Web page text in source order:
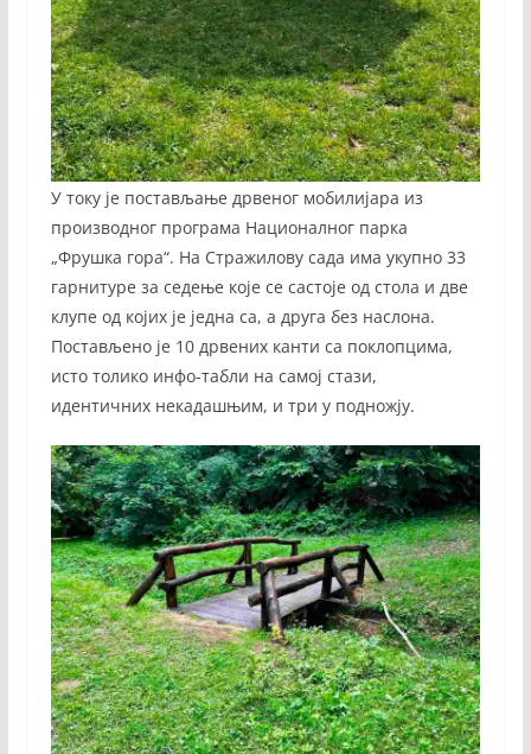
У току је постављање дрвеног мобилијара из
производног програма Националног парка
„Фрушка гора“. На Стражилову сада има укупно 33
гарнитуре за седење које се састоје од стола и две
клупе од којих је једна са, а друга без наслона.
Постављено је 10 дрвених канти са поклопцима,
исто толико инфо-табли на самој стази,
идентичних некадашњим, и три у подножју.